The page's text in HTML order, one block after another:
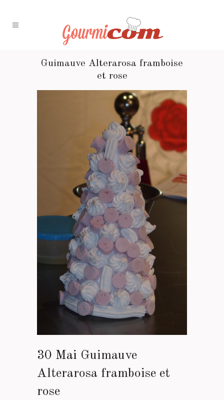
Guimauve Alterarosa framboise
et rose
30 Mai Guimauve
Alterarosa framboise et
rose